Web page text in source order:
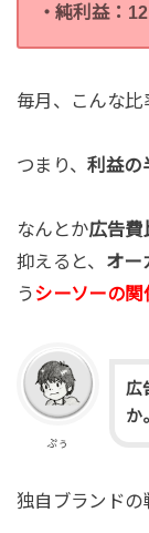
・純利益：
毎月、こんな比
つまり、利益の
なんとか広告費
抑えると、 オー
うシーソーの関
ぷぅ
広
か。
独自ブランドの